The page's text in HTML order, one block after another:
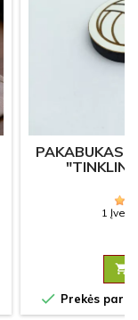
PAKABUKAS
1

 Prekės